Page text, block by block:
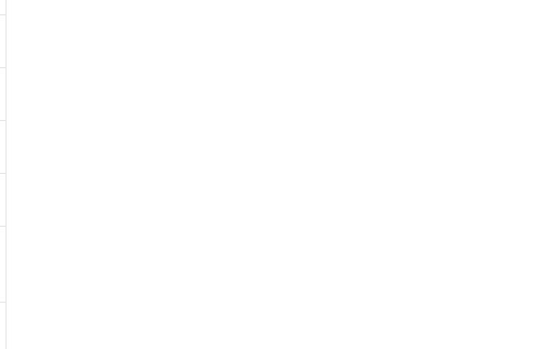
す。
る商品です。
予定はありません。